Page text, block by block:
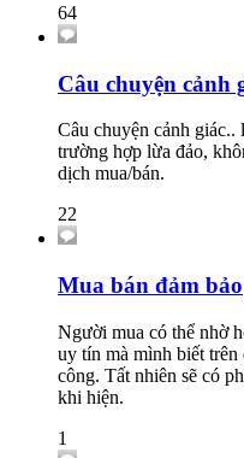
64
Câu chuyện cảnh
Câu chuyện cảnh giác..
trường hợp lừa đảo,
dịch mua/bán.
22
Mua bán đảm bảo
Người mua có thể nhờ
uy tín mà mình biết trên
công. Tất nhiên sẽ có
khi hiện.
1